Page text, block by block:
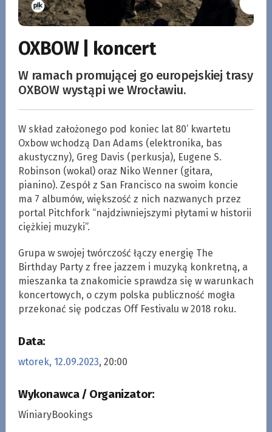
OXBOW | koncert
W ramach promującej go europejskiej trasy
OXBOW wystąpi we Wrocławiu.
W skład założonego pod koniec lat 80’ kwartetu
Oxbow wchodzą Dan Adams (elektronika, bas
akustyczny), Greg Davis (perkusja), Eugene S.
Robinson (wokal) oraz Niko Wenner (gitara,
pianino). Zespół z San Francisco na swoim koncie
ma 7 albumów, większość z nich nazwanych przez
portal Pitchfork “najdziwniejszymi płytami w historii
ciężkiej muzyki”.
Grupa w swojej twórczość łączy energię The
Birthday Party z free jazzem i muzyką konkretną, a
mieszanka ta znakomicie sprawdza się w warunkach
koncertowych, o czym polska publiczność mogła
przekonać się podczas Off Festivalu w 2018 roku.
Data:
wtorek, 12.09.2023, 20:00
Wykonawca / Organizator:
WiniaryBookings